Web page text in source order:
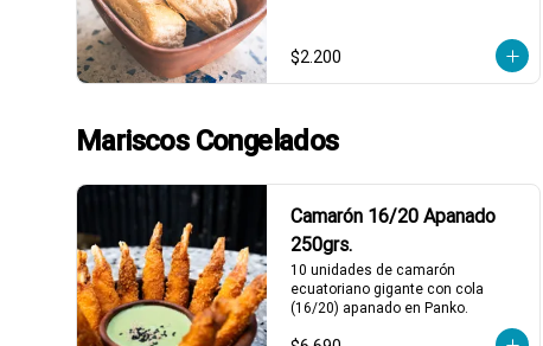
$2.200
Mariscos Congelados
Camarón 16/20 Apanado
250grs.
10 unidades de camarón
ecuatoriano gigante con cola
(16/20) apanado en Panko.